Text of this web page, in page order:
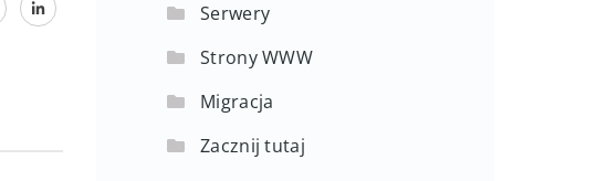
Serwery
Strony WWW
Migracja
Zacznij tutaj